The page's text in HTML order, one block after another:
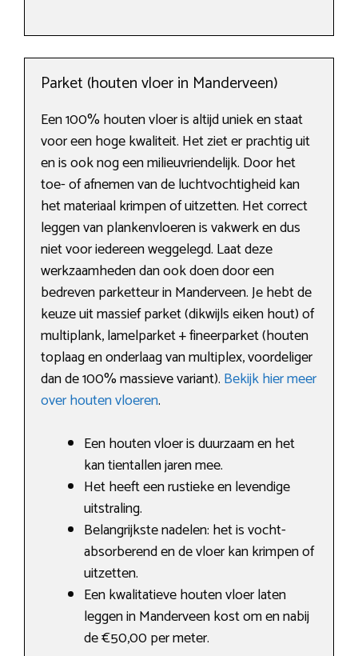
Parket (houten vloer in Manderveen)
Een 100% houten vloer is altijd uniek en staat
voor een hoge kwaliteit. Het ziet er prachtig uit
en is ook nog een milieuvriendelijk. Door het
toe- of afnemen van de luchtvochtigheid kan
het materiaal krimpen of uitzetten. Het correct
leggen van plankenvloeren is vakwerk en dus
niet voor iedereen weggelegd. Laat deze
werkzaamheden dan ook doen door een
bedreven parketteur in Manderveen. Je hebt de
keuze uit massief parket (dikwijls eiken hout) of
multiplank, lamelparket + fineerparket (houten
toplaag en onderlaag van multiplex, voordeliger
dan de 100% massieve variant). Bekijk hier meer
over houten vloeren.
Een houten vloer is duurzaam en het
kan tientallen jaren mee.
Het heeft een rustieke en levendige
uitstraling.
Belangrijkste nadelen: het is vocht-
absorberend en de vloer kan krimpen of
uitzetten.
Een kwalitatieve houten vloer laten
leggen in Manderveen kost om en nabij
de €50,00 per meter.